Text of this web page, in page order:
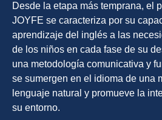
Desde la etapa más temprana, el
JOYFE se caracteriza por su
aprendizaje del inglés a las
de los niños en cada fase de su
una metodología comunicativa y
se sumergen en el idioma de una
lenguaje natural y promueve la
su entorno.